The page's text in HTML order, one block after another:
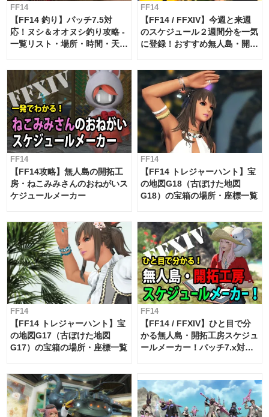
FF14
【FF14 釣り】パッチ7.5対
応！ヌシ＆オオヌシ釣り攻略 -
一覧リスト・場所・時間・天
FF14
【FF14 / FFXIV】今週と来週
のスケジュール２週間分を一気
に登録！おすすめ無人島・開拓
FF14
【FF14攻略】無人島の開拓工
房・ねこみみさんのおねがいス
ケジュールメーカー
FF14
【FF14 トレジャーハント】宝
の地図G18（古ぼけた地図
G18）の宝箱の場所・座標一覧
FF14
【FF14 トレジャーハント】宝
の地図G17（古ぼけた地図
G17）の宝箱の場所・座標一覧
FF14
【FF14 / FFXIV】ひと目で分
かる無人島・開拓工房スケジュ
ールメーカー！パッチ7.x対応